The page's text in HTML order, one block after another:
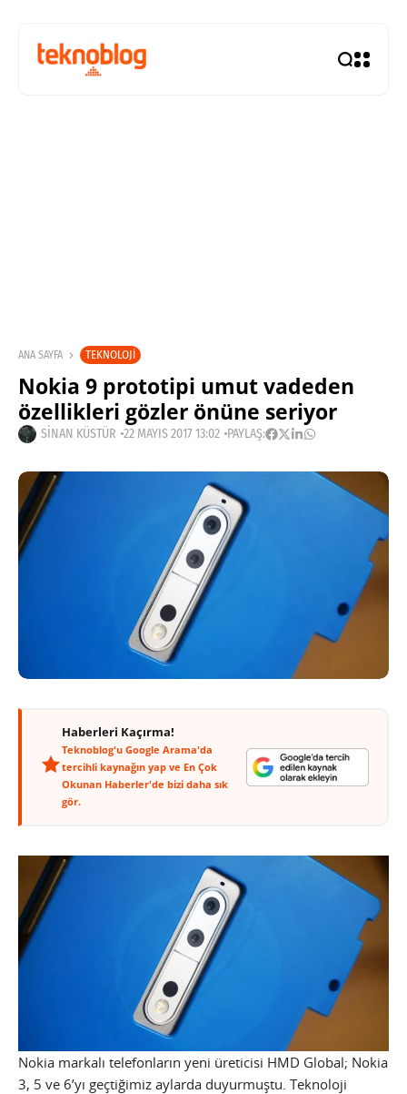
ANA SAYFA TEKNOLOJI
Nokia 9 prototipi umut vadeden
özellikleri gözler önüne seriyor
SINAN KÜSTÜR 22 MAYIS 2017 13:02 PAYLAŞ:
Haberleri Kaçırma!
Teknoblog'u Google Arama'da
tercihli kaynağın yap ve En Çok
Okunan Haberler'de bizi daha sık
gör.
Nokia markalı telefonların yeni üreticisi HMD Global; Nokia
3, 5 ve 6’yı geçtiğimiz aylarda duyurmuştu. Teknoloji